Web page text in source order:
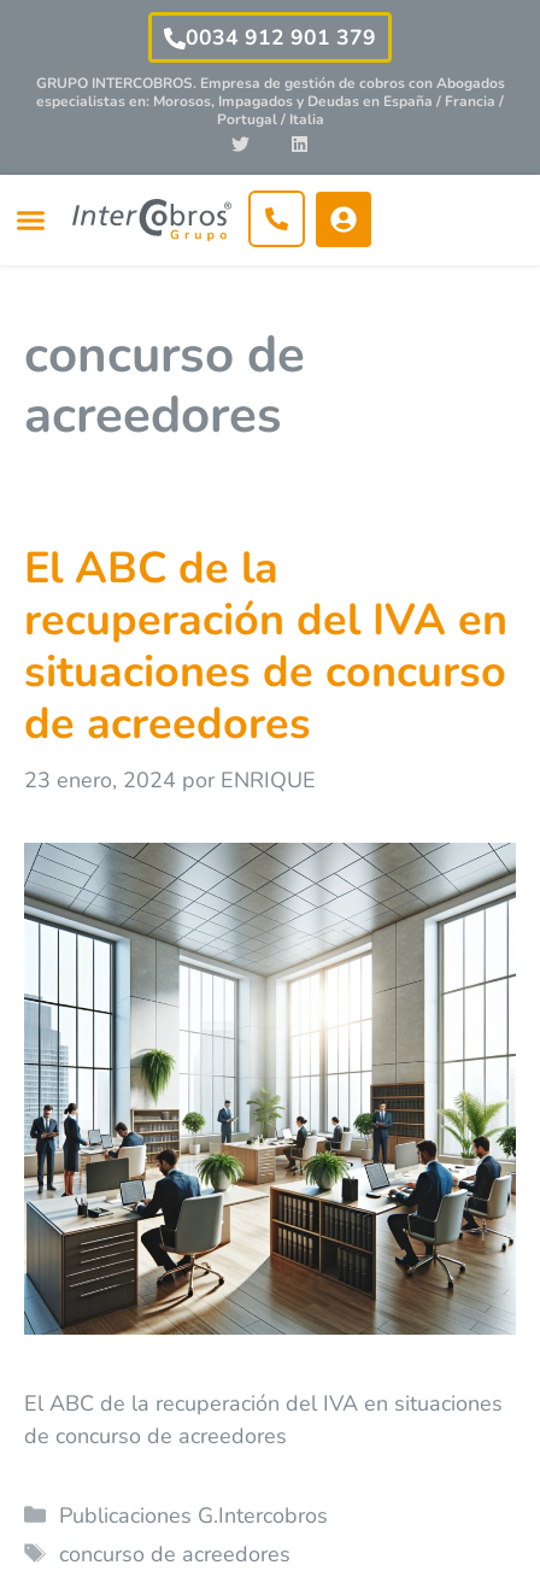
0034 912 901 379
GRUPO INTERCOBROS. Empresa de gestión de cobros conAbogados
especialistasen: Morosos, Impagados y Deudas en España / Francia /
Portugal / Italia
concurso de
acreedores
El ABC de la
recuperación del IVA en
situaciones de concurso
de acreedores
23 enero, 2024 por ENRIQUE
El ABC de la recuperación del IVA en situaciones
de concurso de acreedores
Publicaciones G.Intercobros
concurso de acreedores